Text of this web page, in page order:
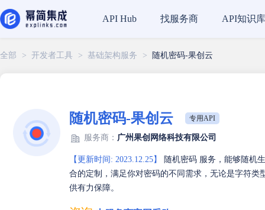
API Hub 找服务商 API知识库
全部 > 开发者工具 > 基础架构服务 > 随机密码-果创云
随机密码-果创云 专用API
服务商： 广州果创网络科技有限公司
【更新时间: 2023.12.25】
随机密码 服务，能够随机
合的定制，满足你对密码的不同需求，无论是字符
供有力保障。